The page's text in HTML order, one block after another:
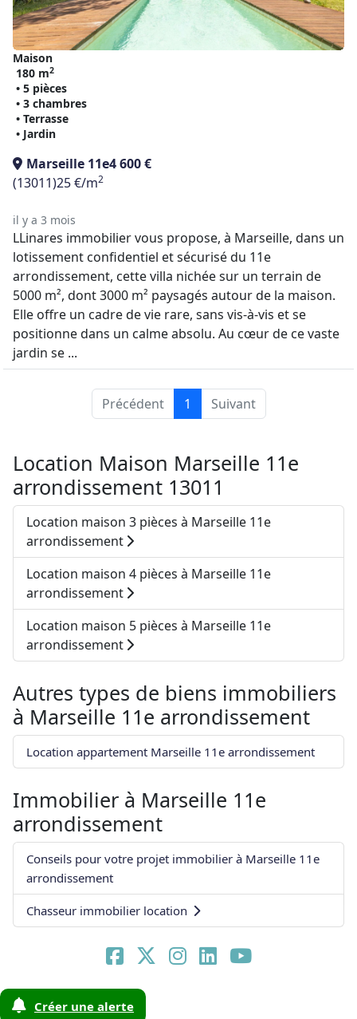
Maison
180 m2
• 5 pièces
• 3 chambres
• Terrasse
• Jardin
Marseille 11e4 600 €
(13011)25 €/m2
il y a 3 mois
LLinares immobilier vous propose, à Marseille, dans un
lotissement confidentiel et sécurisé du 11e
arrondissement, cette villa nichée sur un terrain de
5000 m², dont 3000 m² paysagés autour de la maison.
Elle offre un cadre de vie rare, sans vis-à-vis et se
positionne dans un calme absolu. Au cœur de ce vaste
jardin se ...
Précédent 1 Suivant
Location Maison Marseille 11e
arrondissement 13011
Location maison 3 pièces à Marseille 11e
arrondissement
Location maison 4 pièces à Marseille 11e
arrondissement
Location maison 5 pièces à Marseille 11e
arrondissement
Autres types de biens immobiliers
à Marseille 11e arrondissement
Location appartement Marseille 11e arrondissement
Immobilier à Marseille 11e
arrondissement
Conseils pour votre projet immobilier à Marseille 11e
arrondissement
Chasseur immobilier location
Créer une alerte